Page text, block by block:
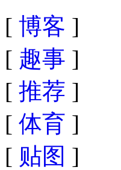
[ 博客 ]
[ 趣事 ]
[ 推荐 ]
[ 体育 ]
[ 贴图 ]